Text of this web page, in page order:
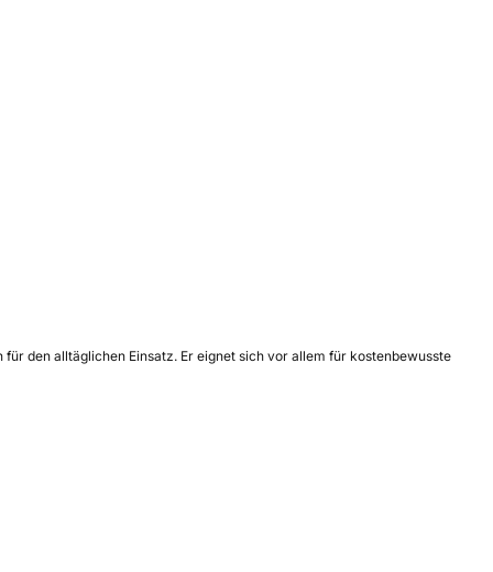
den alltäglichen Einsatz. Er eignet sich vor allem für kostenbewusste